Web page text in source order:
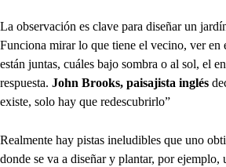
La observación es clave para diseñar un
Funciona mirar lo que tiene el vecino, ver en
están juntas, cuáles bajo sombra o al sol, el
respuesta. John Brooks, paisajista inglés
existe, solo hay que redescubrirlo”
Realmente hay pistas ineludibles que uno
donde se va a diseñar y plantar, por ejemplo,